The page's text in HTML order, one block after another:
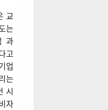
교
는
과
고
업
는
시
자